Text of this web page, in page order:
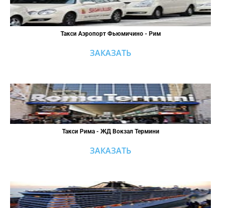
Такси Аэропорт Фьюмичино - Рим
ЗАКАЗАТЬ
Такси Рима - ЖД Вокзал Термини
ЗАКАЗАТЬ